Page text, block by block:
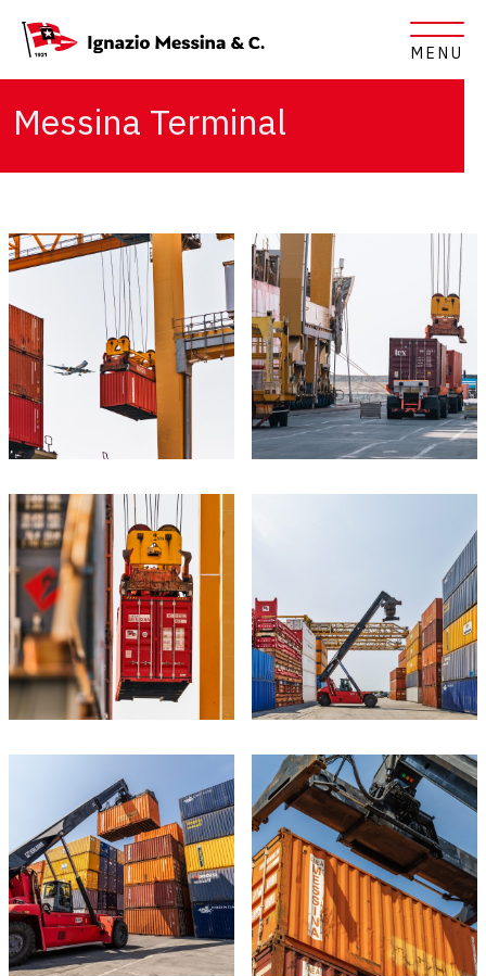
MENU
Messina Terminal